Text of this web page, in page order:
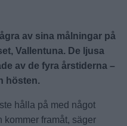
av sina målningar på
Vallentuna. De ljusa
av de fyra årstiderna –
hösten.
hålla på med något
kommer framåt, säger